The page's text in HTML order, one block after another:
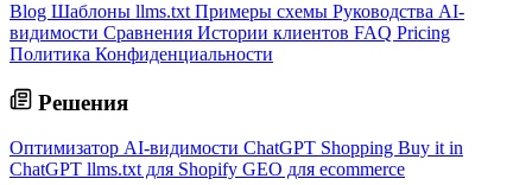
Blog Шаблоны llms.txt Примеры схемы Руководства AI-
видимости Сравнения Истории клиентов FAQ Pricing
Политика Конфиденциальности
Решения
Оптимизатор AI-видимости ChatGPT Shopping Buy it in
ChatGPT llms.txt для Shopify GEO для ecommerce